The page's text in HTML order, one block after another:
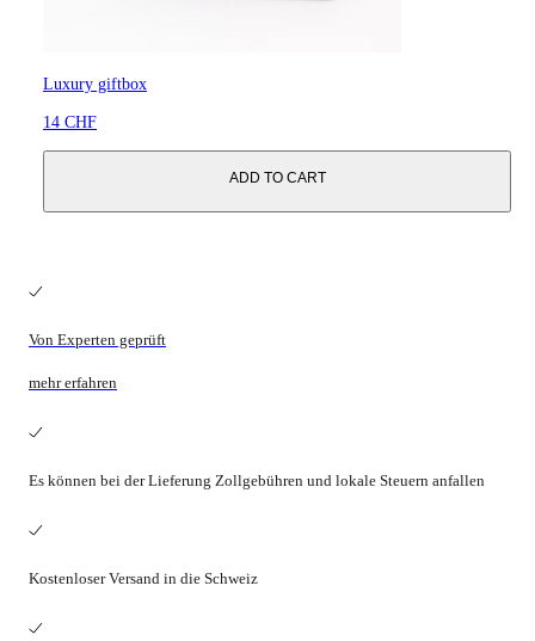
Luxury giftbox
14 CHF
ADD TO CART
Von Experten geprüft
mehr erfahren
Es können bei der Lieferung Zollgebühren und lokale Steuern anfallen
Kostenloser Versand in die Schweiz